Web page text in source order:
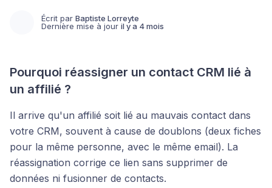
Écrit par Baptiste Lorreyte
Dernière mise à jour il y a 4 mois
Pourquoi réassigner un contact CRM lié à
un affilié ?
Il arrive qu'un affilié soit lié au mauvais contact dans
votre CRM, souvent à cause de doublons (deux fiches
pour la même personne, avec le même email). La
réassignation corrige ce lien sans supprimer de
données ni fusionner de contacts.